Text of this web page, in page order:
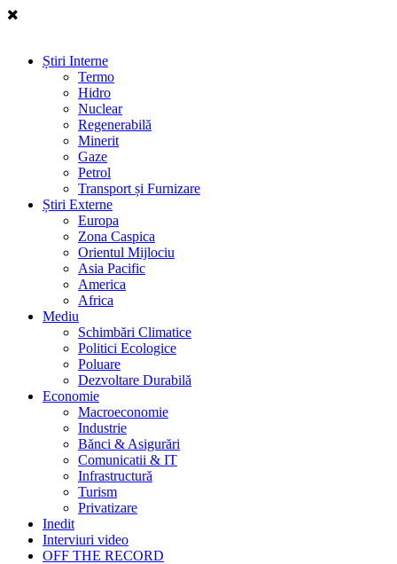
Știri Interne
Termo
Hidro
Nuclear
Regenerabilă
Minerit
Gaze
Petrol
Transport și Furnizare
Știri Externe
Europa
Zona Caspica
Orientul Mijlociu
Asia Pacific
America
Africa
Mediu
Schimbări Climatice
Politici Ecologice
Poluare
Dezvoltare Durabilă
Economie
Macroeconomie
Industrie
Bănci & Asigurări
Comunicatii & IT
Infrastructură
Turism
Privatizare
Inedit
Interviuri video
OFF THE RECORD